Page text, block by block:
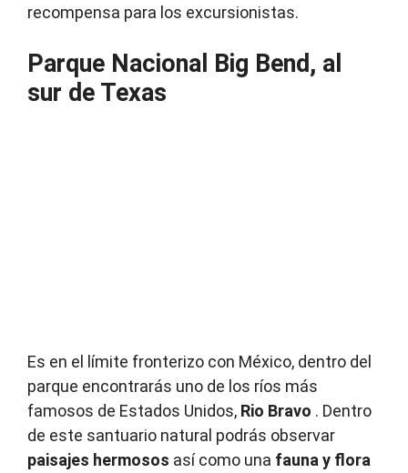
recompensa para los excursionistas.
Parque Nacional Big Bend, al
sur de Texas
Es en el límite fronterizo con México, dentro del
parque encontrarás uno de los ríos más
famosos de Estados Unidos, Rio Bravo . Dentro
de este santuario natural podrás observar
paisajes hermosos así como una fauna y flora